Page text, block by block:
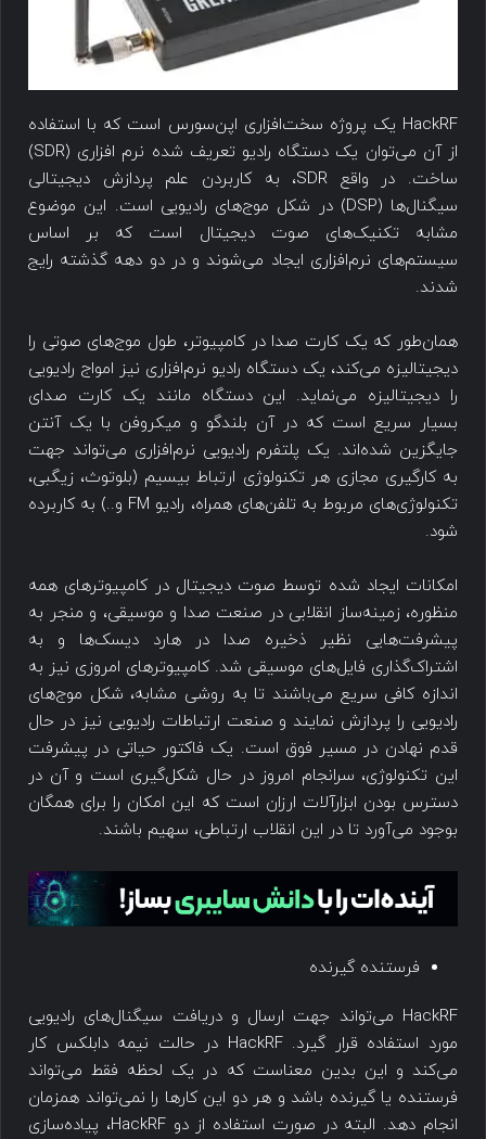
HackRF یک پروژه سخت‌افزاری اپن‌سورس است که با استفاده
از آن می‌توان یک دستگاه رادیو تعریف شده نرم افزاری (SDR)
ساخت. در واقع SDR، به کاربردن علم پردازش دیجیتالی
سیگنال‌ها (DSP) در شکل موج‌های رادیویی است. این موضوع
مشابه تکنیک‌های صوت دیجیتال است که بر اساس
سیستم‌های نرم‌افزاری ایجاد می‌شوند و در دو دهه گذشته رایج
شدند.
همان‌طور که یک کارت صدا در کامپیوتر، طول موج‌های صوتی را
دیجیتالیزه می‌کند، یک دستگاه رادیو نرم‌افزاری نیز امواج رادیویی
را دیجیتالیزه می‌نماید. این دستگاه مانند یک کارت صدای
بسیار سریع است که در آن بلندگو و میکروفن با یک آنتن
جایگزین شده‌اند. یک پلتفرم رادیویی نرم‌افزاری می‌تواند جهت
به کارگیری مجازی هر تکنولوژی ارتباط بیسیم (بلوتوث، زیگبی،
تکنولوژی‌های مربوط به تلفن‌های همراه، رادیو FM و..) به کاربرده
شود.
امکانات ایجاد شده توسط صوت دیجیتال در کامپیوترهای همه
منظوره، زمینه‌ساز انقلابی در صنعت صدا و موسیقی، و منجر به
پیشرفت‌هایی نظیر ذخیره صدا در هارد دیسک‌ها و به
اشتراک‌گذاری فایل‌های موسیقی شد. کامپیوترهای امروزی نیز به
اندازه کافی سریع می‌باشند تا به روشی مشابه، شکل موج‌های
رادیویی را پردازش نمایند و صنعت ارتباطات رادیویی نیز در حال
قدم نهادن در مسیر فوق است. یک فاکتور حیاتی در پیشرفت
این تکنولوژی، سرانجام امروز در حال شکل‌گیری است و آن در
دسترس بودن ابزارآلات ارزان است که این امکان را برای همگان
بوجود می‌آورد تا در این انقلاب ارتباطی، سهیم باشند.
فرستنده گیرنده
HackRF می‌تواند جهت ارسال و دریافت سیگنال‌های رادیویی
مورد استفاده قرار گیرد. HackRF در حالت نیمه دابلکس کار
می‌کند و این بدین معناست که در یک لحظه فقط می‌تواند
فرستنده یا گیرنده باشد و هر دو این کارها را نمی‌تواند همزمان
انجام دهد. البته در صورت استفاده از دو HackRF، پیاده‌سازی